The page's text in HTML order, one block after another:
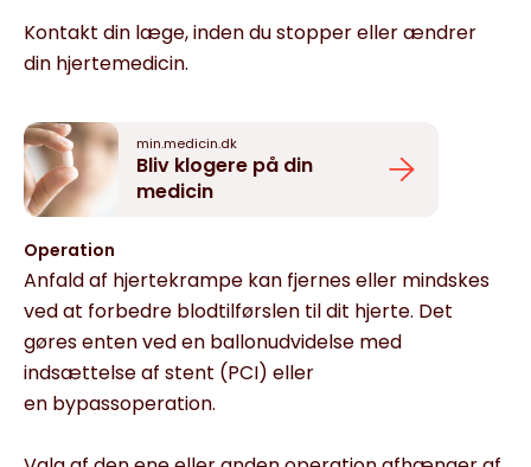
Kontakt din læge, inden du stopper eller ændrer
din hjertemedicin.
min.medicin.dk
Bliv klogere på din
medicin
Operation
Anfald af hjertekrampe kan fjernes eller mindskes
ved at forbedre blodtilførslen til dit hjerte. Det
gøres enten ved en ballonudvidelse med
indsættelse af stent (PCI) eller
en bypassoperation.